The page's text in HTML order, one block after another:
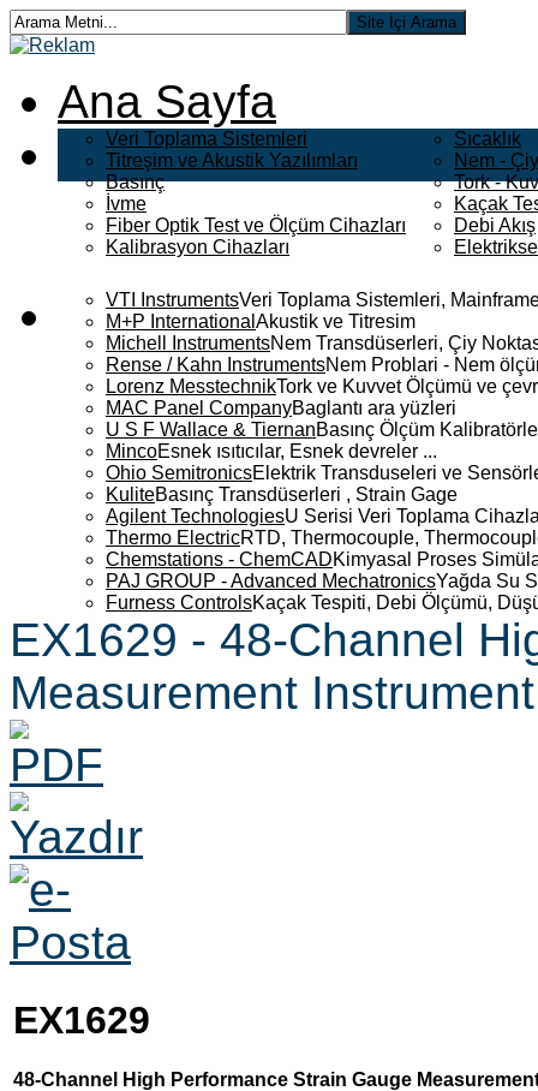
Ana Sayfa
Veri Toplama Sistemleri
Titreşim ve Akustik Yazılımları
Basınç
İvme
Fiber Optik Test ve Ölçüm Cihazları
Kalibrasyon Cihazları
Sıcaklık
Nem -
Tork -
Kaçak
Debi Akış
VTI InstrumentsVeri Toplama Sistemleri,
M+P International Akustik ve Titresim
Michell InstrumentsNem Transdüserleri, Çiy
Rense / Kahn InstrumentsNem Problari - Nem
Lorenz MesstechnikTork ve Kuvvet Ölçümü ve
MAC Panel CompanyBaglantı ara yüzleri
U S F Wallace & TiernanBasınç Ölçüm
MincoEsnek ısıtıcılar, Esnek devreler ...
Ohio SemitronicsElektrik Transduseleri ve
KuliteBasınç Transdüserleri , Strain Gage
Agilent TechnologiesU Serisi Veri Toplama
Thermo ElectricRTD, Thermocouple,
Chemstations - ChemCADKimyasal Proses
PAJ GROUP - Advanced MechatronicsYağda Su
Furness ControlsKaçak Tespiti, Debi Ölçümü,
EX1629 - 48-Channel
Measurement Instrument
EX1629
48-Channel High Performance Strain Gauge